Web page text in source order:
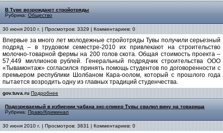
В Туве возрождают стройотряды
Рубрика: Общество
30 июня 2010 г. | Просмотров: 3329 | Комментариев: 0
Впервые за много лет молодежные стройотряды Тувы получили серьезный
подряд – в трудовом семестре-2010 их привлекают на строительство
молочно-товарной фермы на 200 голов скота. Общая стоимость проекта –
57,449 миллионов рублей. Генеральный подрядчик строительства ООО
«Тывамонтаж» согласился принять помощь студентов по договоренности с
премьером республики Шолбаном Кара-оолом, который с прошлого года
пытается возродить одну из главных традиций студенчества.
gov.tuva.ru Подробнее
Подозреваемый в избиении чабана экс-спикер Тувы свалил вину на товарища
Рубрика: Право/Криминал
30 июня 2010 г. | Просмотров: 3831 | Комментариев: 0